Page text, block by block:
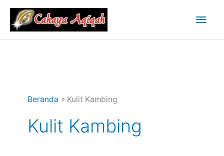
Lewati
konten
Beranda Kulit Kambing
Kulit Kambing